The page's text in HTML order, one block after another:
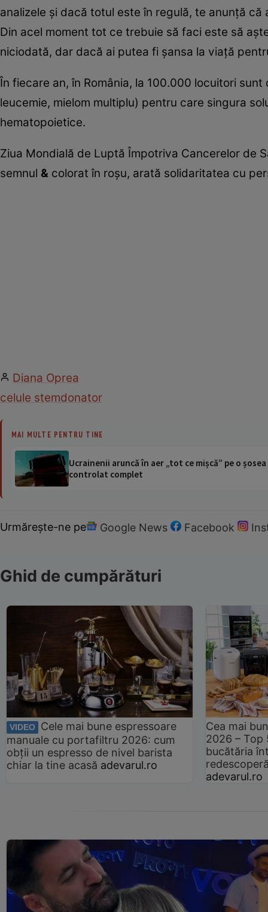
analizele şi dacă totul este în regulă, te anunţă
Din acel moment tot ce trebuie să faci este să
niciodată, dar dacă ai putea fi şansa la viaţă
În fiecare an, în România, la 100.000 locuitori
leucemie, mielom multiplu) pentru care singura
hematopoietice.
Ziua Mondială de Luptă Împotriva Cancerelor de
semnul & colorat în roşu, arată solidaritatea cu
Diana Oprea
celule stemdonator
MAI MULTE PENTRU TINE
Ucrainenii aruncă în aer „tot ce mișcă” pe o
controlat complet
Urmărește-ne pe Google News Facebook
Ghid de cumpărături
VIDEO
Cele mai bune espressoare
manuale cu portafiltru 2026: cum
obții un espresso de nivel barista
chiar la tine acasă adevarul.ro
Cea mai
2026 –
bucătăria
adevarul.ro